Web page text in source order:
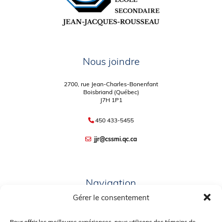
Gérer le consentement
Nous joindre
2700, rue Jean-Charles-Bonenfant
Boisbriand (Québec)
J7H 1P1
450 433-5455
jjr@cssmi.qc.ca
Navigation